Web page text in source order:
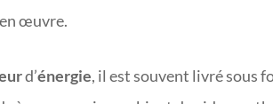
œuvre.
d’énergie, il est souvent livré sous